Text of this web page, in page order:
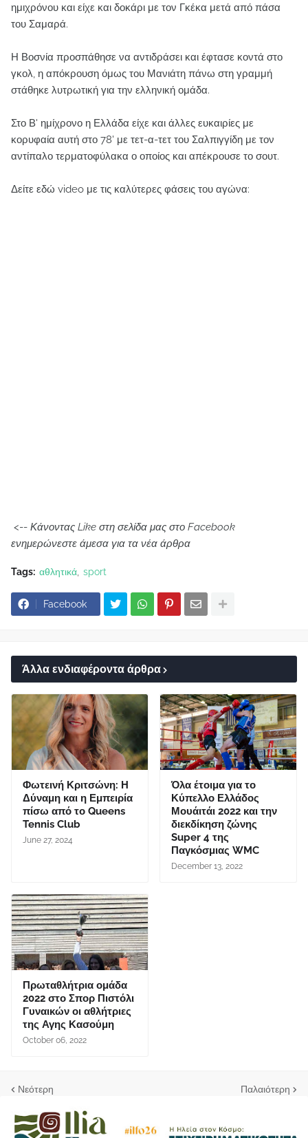
ημιχρόνου και είχε και δοκάρι με τον Γκέκα μετά από πάσα
του Σαμαρά.
Η Βοσνία προσπάθησε να αντιδράσει και έφτασε κοντά στο
γκολ, η απόκρουση όμως του Μανιάτη πάνω στη γραμμή
στάθηκε λυτρωτική για την ελληνική ομάδα.
Στο Β' ημίχρονο η Ελλάδα είχε και άλλες ευκαιρίες με
κορυφαία αυτή στο 78' με τετ-α-τετ του Σαλπιγγίδη με τον
αντίπαλο τερματοφύλακα ο οποίος και απέκρουσε το σουτ.
Δείτε εδώ video με τις καλύτερες φάσεις του αγώνα:
<-- Κάνοντας Like στη σελίδα μας στο Facebook
ενημερώνεστε άμεσα για τα νέα άρθρα
Tags: αθλητικά sport
Facebook
Άλλα ενδιαφέροντα άρθρα
Φωτεινή Κριτσώνη: Η
Δύναμη και η Εμπειρία
πίσω από το Queens
Tennis Club
June 27, 2024
Όλα έτοιμα για το
Κύπελλο Ελλάδος
Μουάιτάι 2022 και την
διεκδίκηση ζώνης
Super 4 της
Παγκόσμιας WMC
December 13, 2022
Πρωταθλήτρια ομάδα
2022 στο Σπορ Πιστόλι
Γυναικών οι αθλήτριες
της Αγης Κασούμη
October 06, 2022
Νεότερη Παλαιότερη